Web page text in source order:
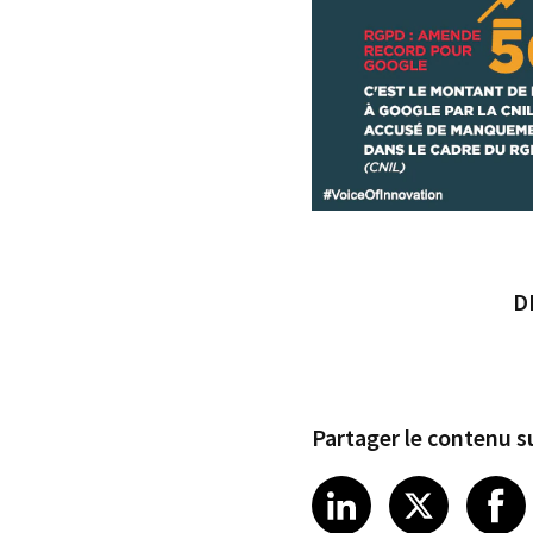
Partager le contenu
Share article
LinkedIn
Share
X